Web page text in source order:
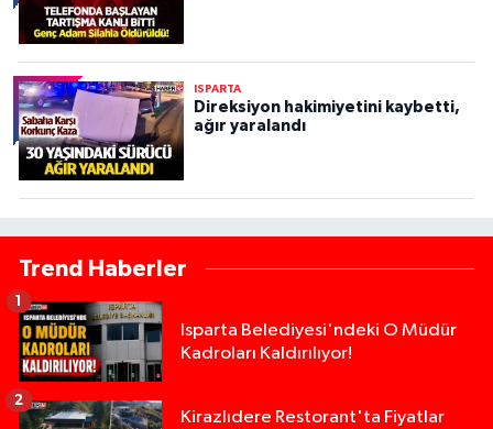
ISPARTA
Direksiyon hakimiyetini kaybetti,
ağır yaralandı
Trend Haberler
Isparta Belediyesi'ndeki O Müdür
Kadroları Kaldırılıyor!
1
Kirazlıdere Restorant'ta Fiyatlar
2